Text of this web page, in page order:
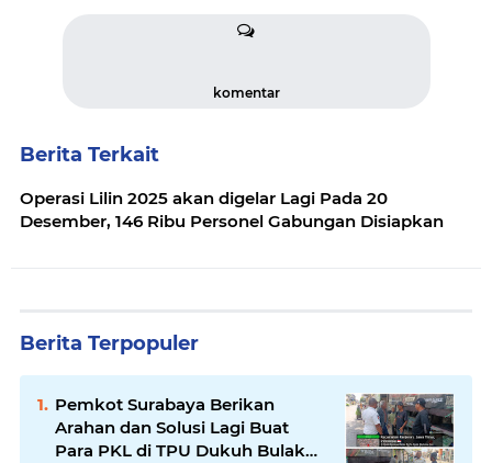
komentar
Berita Terkait
Operasi Lilin 2025 akan digelar Lagi Pada 20
Desember, 146 Ribu Personel Gabungan Disiapkan
Berita Terpopuler
Pemkot Surabaya Berikan
Arahan dan Solusi Lagi Buat
Para PKL di TPU Dukuh Bulak